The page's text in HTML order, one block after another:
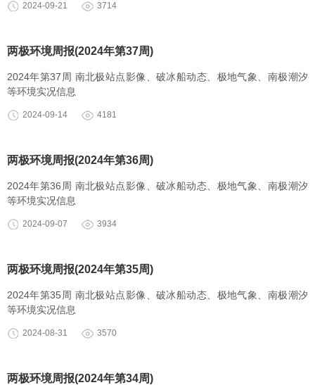
2024-09-21 3714
两极环境周报(2024年第37周)
2024年第37周 南北极站点影像、破冰船动态、极地气象、南极潮汐
等环境实况信息
2024-09-14 4181
两极环境周报(2024年第36周)
2024年第36周 南北极站点影像、破冰船动态、极地气象、南极潮汐
等环境实况信息
2024-09-07 3934
两极环境周报(2024年第35周)
2024年第35周 南北极站点影像、破冰船动态、极地气象、南极潮汐
等环境实况信息
2024-08-31 3570
两极环境周报(2024年第34周)